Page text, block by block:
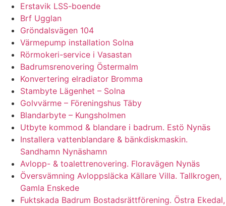
Erstavik LSS-boende
Brf Ugglan
Gröndalsvägen 104
Värmepump installation Solna
Rörmokeri-service i Vasastan
Badrumsrenovering Östermalm
Konvertering elradiator Bromma
Stambyte Lägenhet – Solna
Golvvärme – Föreningshus Täby
Blandarbyte – Kungsholmen
Utbyte kommod & blandare i badrum. Estö Nynäs
Installera vattenblandare & bänkdiskmaskin.
Sandhamn Nynäshamn
Avlopp- & toalettrenovering. Floravägen Nynäs
Översvämning Avloppsläcka Källare Villa. Tallkrogen,
Gamla Enskede
Fuktskada Badrum Bostadsrättförening. Östra Ekedal,